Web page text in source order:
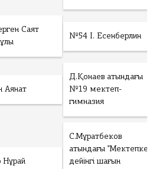
Саят
№54 І. Есенберлин
Аянат
Д.Қонаев атындағы
№19 мектеп-
гимназия
Нұрай
С.Мұратбеков
атындағы "Мектепке
дейінгі шағын